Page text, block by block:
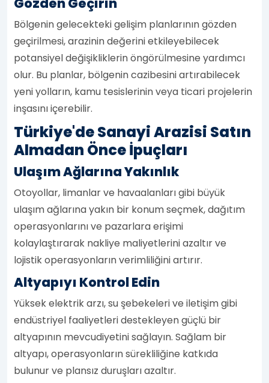
Bölgenin gelecekteki gelişim planlarının gözden
geçirilmesi, arazinin değerini etkileyebilecek
potansiyel değişikliklerin öngörülmesine yardımcı
olur. Bu planlar, bölgenin cazibesini artırabilecek
yeni yolların, kamu tesislerinin veya ticari projelerin
inşasını içerebilir.
Türkiye'de Sanayi Arazisi Satın
Almadan Önce İpuçları
Ulaşım Ağlarına Yakınlık
Otoyollar, limanlar ve havaalanları gibi büyük
ulaşım ağlarına yakın bir konum seçmek, dağıtım
operasyonlarını ve pazarlara erişimi
kolaylaştırarak nakliye maliyetlerini azaltır ve
lojistik operasyonların verimliliğini artırır.
Altyapıyı Kontrol Edin
Yüksek elektrik arzı, su şebekeleri ve iletişim gibi
endüstriyel faaliyetleri destekleyen güçlü bir
altyapının mevcudiyetini sağlayın. Sağlam bir
altyapı, operasyonların sürekliliğine katkıda
bulunur ve plansız duruşları azaltır.